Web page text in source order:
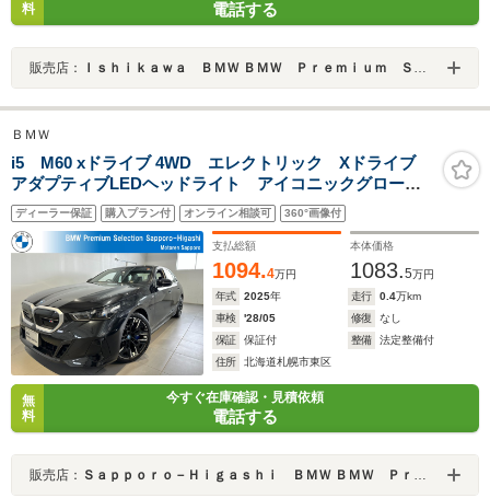
料
電話する
販売店： Ｉｓｈｉｋａｗａ ＢＭＷ ＢＭＷ Ｐｒｅｍｉｕｍ Ｓｅｌｅｃｔｉｏｎ 金沢
ＢＭＷ
i5 M60 xドライブ 4WD エレクトリック Xドライブ
アダプティブLEDヘッドライト アイコニックグロー
インテグレイテッドアクティブステア BMWライブコク
ピットプロ 前後席シートヒーター 20インチアロイ
弊社デモカー 認定中古車
ディーラー保証 購入プラン付 オンライン相談可 360°画像付
支払総額
1094.4万円
本体価格
1083.5万円
年式
2025年 走行 0.4万km
車検
'28/05 修復
なし
保証
保証付 整備
法定整備付
住所
北海道札幌市東区
無
料
今すぐ在庫確認・見積依頼
電話する
販売店： Ｓａｐｐｏｒｏ－Ｈｉｇａｓｈｉ ＢＭＷ ＢＭＷ Ｐｒｅｍｉｕｍ Ｓｅｌｅｃｔｉｏｎ 札幌東